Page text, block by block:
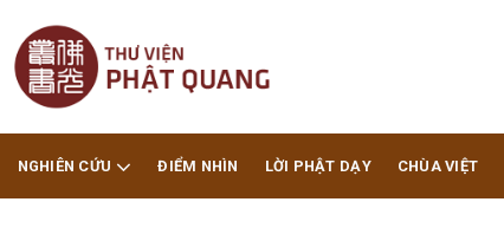
NGHIÊN CỨU ĐIỂM NHÌN LỜI PHẬT DẠY CHÙA VIỆT